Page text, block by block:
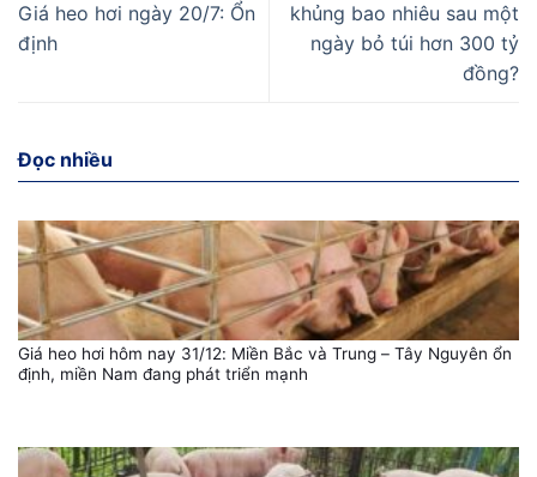
Giá heo hơi ngày 20/7: Ổn
định
khủng bao nhiêu sau một
ngày bỏ túi hơn 300 tỷ
đồng?
Đọc nhiều
Giá heo hơi hôm nay 31/12: Miền Bắc và Trung – Tây Nguyên ổn
định, miền Nam đang phát triển mạnh